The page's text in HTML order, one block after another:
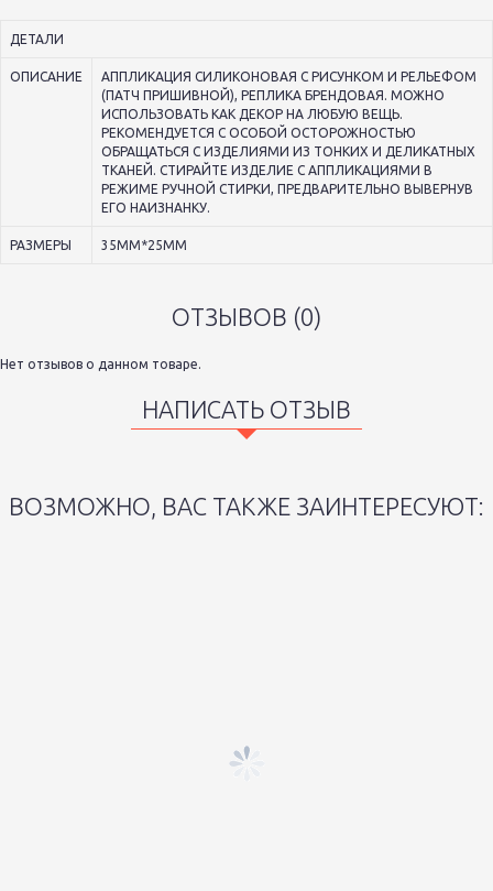
ДЕТАЛИ
ОПИСАНИЕ
АППЛИКАЦИЯ СИЛИКОНОВАЯ С РИСУНКОМ И РЕЛЬЕФОМ
(ПАТЧ ПРИШИВНОЙ), РЕПЛИКА БРЕНДОВАЯ. МОЖНО
ИСПОЛЬЗОВАТЬ КАК ДЕКОР НА ЛЮБУЮ ВЕЩЬ.
РЕКОМЕНДУЕТСЯ С ОСОБОЙ ОСТОРОЖНОСТЬЮ
ОБРАЩАТЬСЯ С ИЗДЕЛИЯМИ ИЗ ТОНКИХ И ДЕЛИКАТНЫХ
ТКАНЕЙ. СТИРАЙТЕ ИЗДЕЛИЕ С АППЛИКАЦИЯМИ В
РЕЖИМЕ РУЧНОЙ СТИРКИ, ПРЕДВАРИТЕЛЬНО ВЫВЕРНУВ
ЕГО НАИЗНАНКУ.
РАЗМЕРЫ 35ММ*25ММ
ОТЗЫВОВ (0)
Нет отзывов о данном товаре.
НАПИСАТЬ ОТЗЫВ
ВОЗМОЖНО, ВАС ТАКЖЕ ЗАИНТЕРЕСУЮТ: